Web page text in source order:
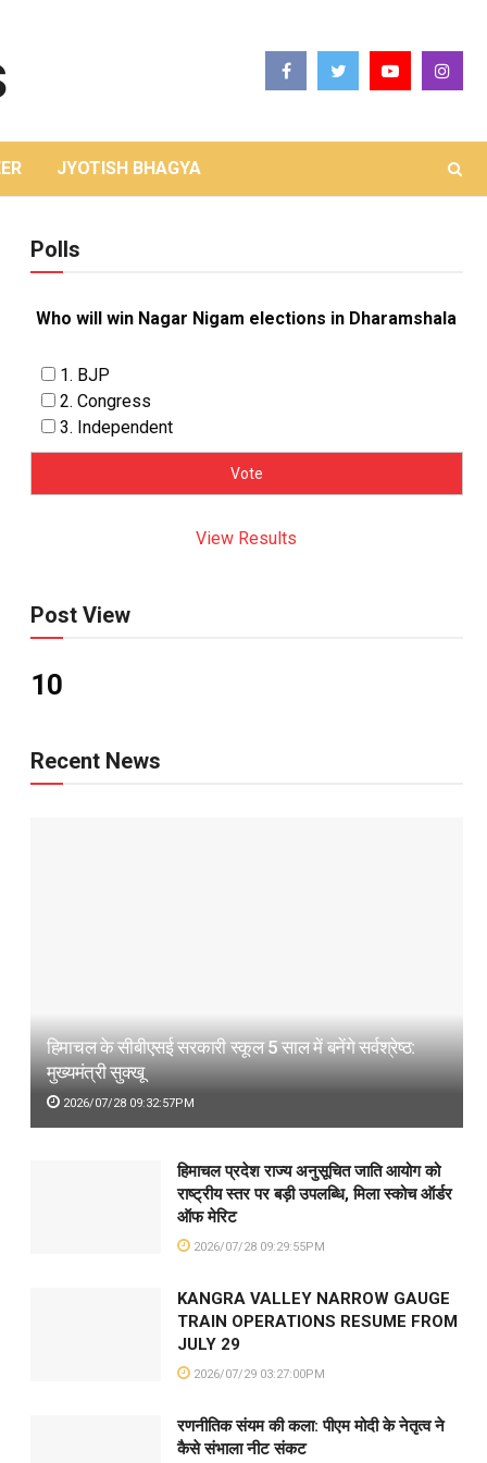
JYOTISH BHAGYA
Polls
Who will win Nagar Nigam elections in Dharamshala
1. BJP
2. Congress
3. Independent
View Results
Post View
10
Recent News
हिमाचल के सीबीएसई सरकारी स्कूल 5 साल में बनेंगे सर्वश्रेष्ठ:
मुख्यमंत्री सुक्खू
2026/07/28 09:32:57PM
हिमाचल प्रदेश राज्य अनुसूचित जाति आयोग को
राष्ट्रीय स्तर पर बड़ी उपलब्धि, मिला स्कोच ऑर्डर
ऑफ मेरिट
2026/07/28 09:29:55PM
KANGRA VALLEY NARROW GAUGE
TRAIN OPERATIONS RESUME FROM
JULY 29
2026/07/29 03:27:00PM
रणनीतिक संयम की कला: पीएम मोदी के नेतृत्व ने
कैसे संभाला नीट संकट